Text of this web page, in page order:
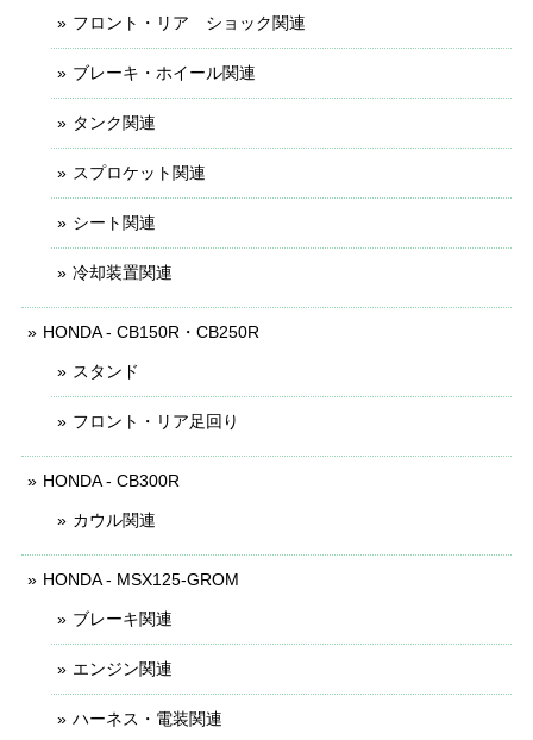
フロント・リア ショック関連
ブレーキ・ホイール関連
タンク関連
スプロケット関連
シート関連
冷却装置関連
HONDA - CB150R・CB250R
スタンド
フロント・リア足回り
HONDA - CB300R
カウル関連
HONDA - MSX125-GROM
ブレーキ関連
エンジン関連
ハーネス・電装関連